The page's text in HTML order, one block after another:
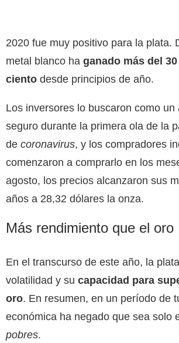
2020 fue muy positivo para la plata.
metal blanco ha ganado más del
ciento desde principios de año.
Los inversores lo buscaron como un
seguro durante la primera ola de la
de coronavirus, y los compradores
comenzaron a comprarlo en los
agosto, los precios alcanzaron sus
años a 28,32 dólares la onza.
Más rendimiento que el oro
En el transcurso de este año, la
volatilidad y su capacidad para
oro. En resumen, en un período de
económica ha negado que sea solo
pobres.